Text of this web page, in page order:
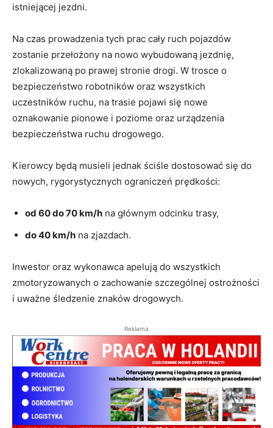
istniejącej jezdni.
Na czas prowadzenia tych prac cały ruch pojazdów
zostanie przełożony na nowo wybudowaną jezdnię,
zlokalizowaną po prawej stronie drogi. W trosce o
bezpieczeństwo robotników oraz wszystkich
uczestników ruchu, na trasie pojawi się nowe
oznakowanie pionowe i poziome oraz urządzenia
bezpieczeństwa ruchu drogowego.
Kierowcy będą musieli jednak ściśle dostosować się do
nowych, rygorystycznych ograniczeń prędkości:
od 60 do 70 km/h na głównym odcinku trasy,
do 40 km/h na zjazdach.
Inwestor oraz wykonawca apelują do wszystkich
zmotoryzowanych o zachowanie szczególnej ostrożności
i uważne śledzenie znaków drogowych.
Reklama